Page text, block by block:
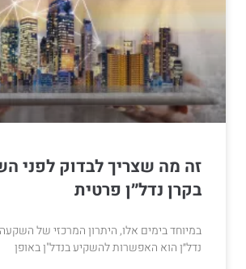
זה מה שצריך לבדוק לפני
בקרן נדל״ן פרטית
במיוחד בימים אלו, היתרון המרכזי של
נדל״ן הוא האפשרות להשקיע בנדל"ן באופן